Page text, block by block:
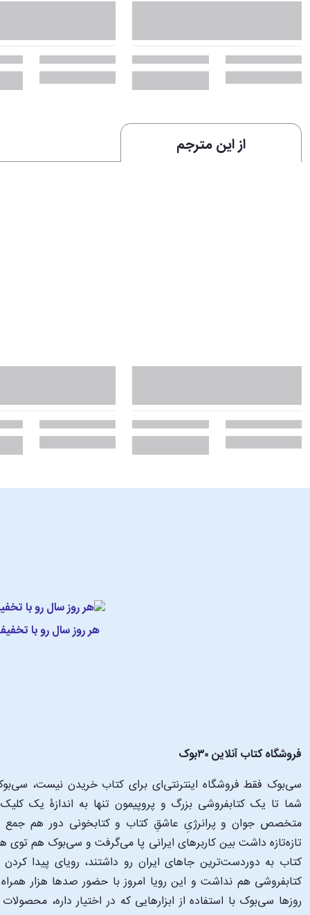
از این مترجم
هر روز سال رو با
فروشگاه کتاب آنلاین ۳۰بوک
سی‌بوک فقط فروشگاه اینترنتی‌ای برای کتاب خریدن نیست،
متخصص جوان و پرانرژیِ عاشقِ کتاب و کتابخونی دور هم جمع
تازه‌تازه داشت بین کاربرهای ایرانی پا می‌گرفت و سی‌بوک هم
کتاب به دوردست‌ترین جاهای ایران رو داشتند، رویای پیدا
کتابفروشی هم نداشت و این رویا امروز با حضور صدها هزار
‌روزها سی‌بوک با استفاده از ابزارهایی که در اختیار داره،